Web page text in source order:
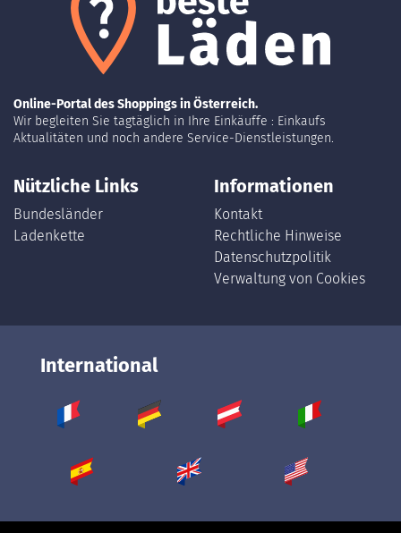
Online-Portal des Shoppings in Österreich.
Wir begleiten Sie tagtäglich in Ihre Einkäuffe : Einkaufs
Aktualitäten und noch andere Service-Dienstleistungen.
Nützliche Links
Bundesländer
Ladenkette
Informationen
Kontakt
Rechtliche Hinweise
Datenschutzpolitik
Verwaltung von Cookies
International